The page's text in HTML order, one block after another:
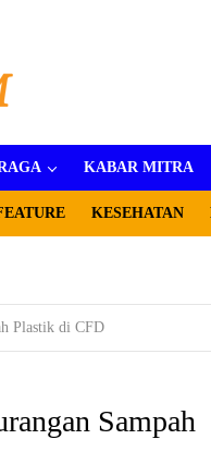
KABAR MITRA
KESEHATAN
Plastik di CFD
Sampah